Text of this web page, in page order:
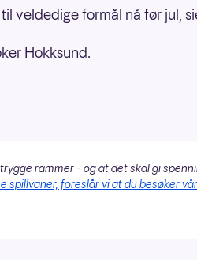
veldedige formål nå før jul,
Hokksund.
rammer - og at det skal gi
spillvaner, foreslår vi at du besøker